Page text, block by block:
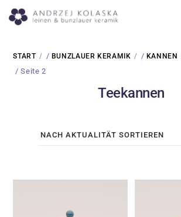
Skip
START / BUNZLAUER KERAMIK / KANNEN
/ Seite 2
Teekannen